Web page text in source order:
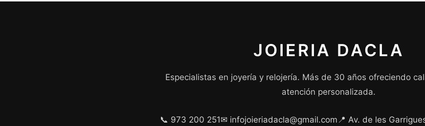
JOIERIA DACLA
Especialistas en joyería y relojería. Más de 30 años ofreciendo
atención personalizada.
📞 973 200 251✉ infojoieriadacla@gmail.com 📍 Av. de les